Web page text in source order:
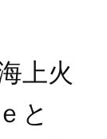
上火
と